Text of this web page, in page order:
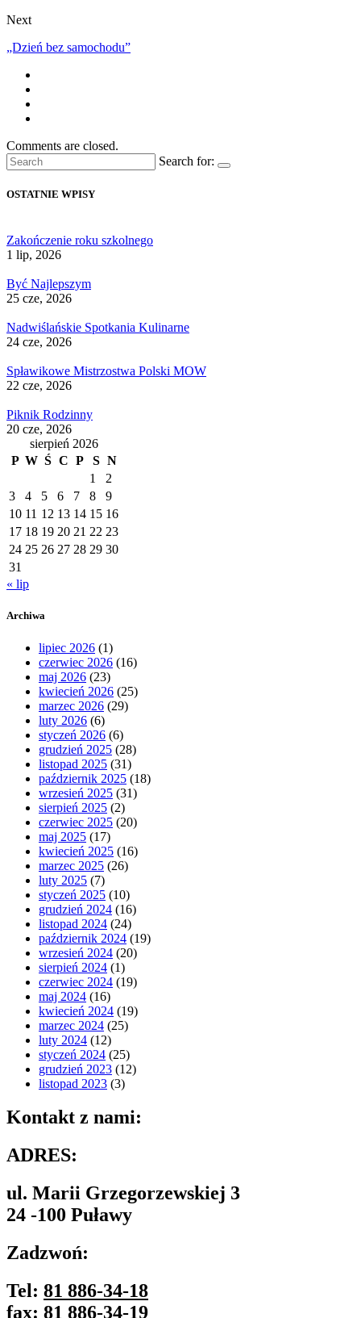
Next
„Dzień bez samochodu”
Comments are closed.
Search for:
OSTATNIE WPISY
Zakończenie roku szkolnego
1 lip, 2026
Być Najlepszym
25 cze, 2026
Nadwiślańskie Spotkania Kulinarne
24 cze, 2026
Spławikowe Mistrzostwa Polski MOW
22 cze, 2026
Piknik Rodzinny
20 cze, 2026
sierpień 2026
P W Ś C P S N
1
2
3
4 5 6 7 8
9
10 11 12 13 14 15 16
17 18 19 20 21 22 23
24 25 26 27 28 29 30
31
« lip
Archiwa
lipiec 2026 (1)
czerwiec 2026 (16)
maj 2026 (23)
kwiecień 2026 (25)
marzec 2026 (29)
luty 2026 (6)
styczeń 2026 (6)
grudzień 2025 (28)
listopad 2025 (31)
październik 2025 (18)
wrzesień 2025 (31)
sierpień 2025 (2)
czerwiec 2025 (20)
maj 2025 (17)
kwiecień 2025 (16)
marzec 2025 (26)
luty 2025 (7)
styczeń 2025 (10)
grudzień 2024 (16)
listopad 2024 (24)
październik 2024 (19)
wrzesień 2024 (20)
sierpień 2024 (1)
czerwiec 2024 (19)
maj 2024 (16)
kwiecień 2024 (19)
marzec 2024 (25)
luty 2024 (12)
styczeń 2024 (25)
grudzień 2023 (12)
listopad 2023 (3)
Kontakt z nami:
ADRES:
ul. Marii Grzegorzewskiej 3
24 -100 Puławy
Zadzwoń:
Tel: 81 886-34-18
fax: 81 886-34-19